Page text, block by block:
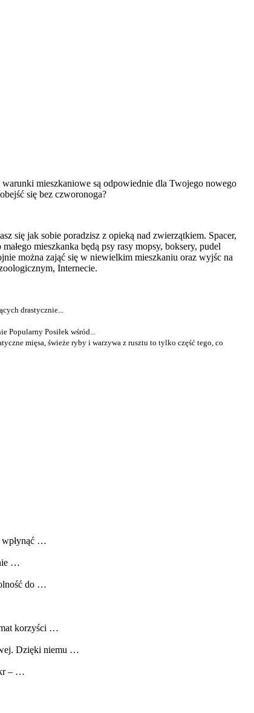
mieszkaniowe są odpowiednie dla Twojego nowego
się bez czworonoga?
się jak sobie poradzisz z opieką nad zwierzątkiem. Spacer,
mieszkanka będą psy rasy mopsy, boksery, pudel
można zająć się w niewielkim mieszkaniu oraz wyjśc na
Internecie.
drastycznie...
Popularny Posiłek wśród...
mięsa, świeże ryby i warzywa z rusztu to tylko część tego, co
wpłynąć …
…
do …
korzyści …
Dzięki niemu …
– …